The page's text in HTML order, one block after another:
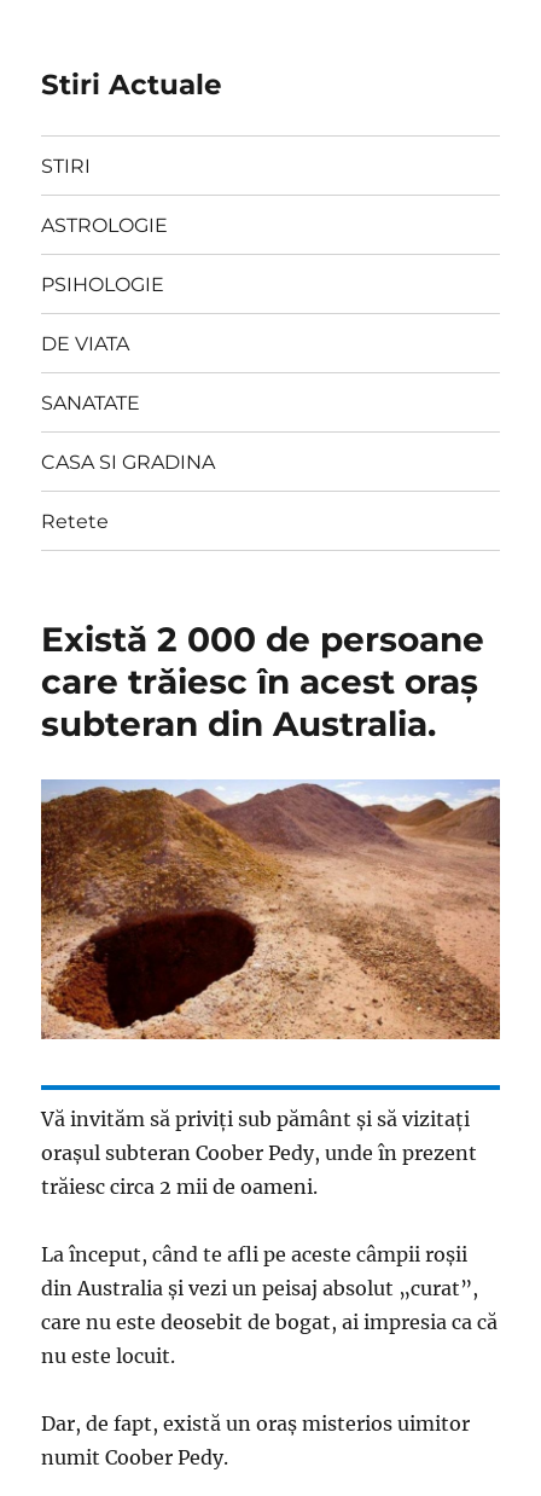
Stiri Actuale
STIRI
ASTROLOGIE
PSIHOLOGIE
DE VIATA
SANATATE
CASA SI GRADINA
Retete
Există 2 000 de persoane
care trăiesc în acest oraș
subteran din Australia.
Vă invităm să priviți sub pământ și să vizitați
orașul subteran Coober Pedy, unde în prezent
trăiesc circa 2 mii de oameni.
La început, când te afli pe aceste câmpii roșii
din Australia și vezi un peisaj absolut „curat”,
care nu este deosebit de bogat, ai impresia ca că
nu este locuit.
Dar, de fapt, există un oraș misterios uimitor
numit Coober Pedy.